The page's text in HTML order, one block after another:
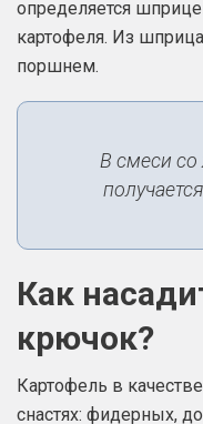
определяется
картофеля. Из
поршнем.
В смеси
Как
крючок?
Картофель в
снастях: фидерных,